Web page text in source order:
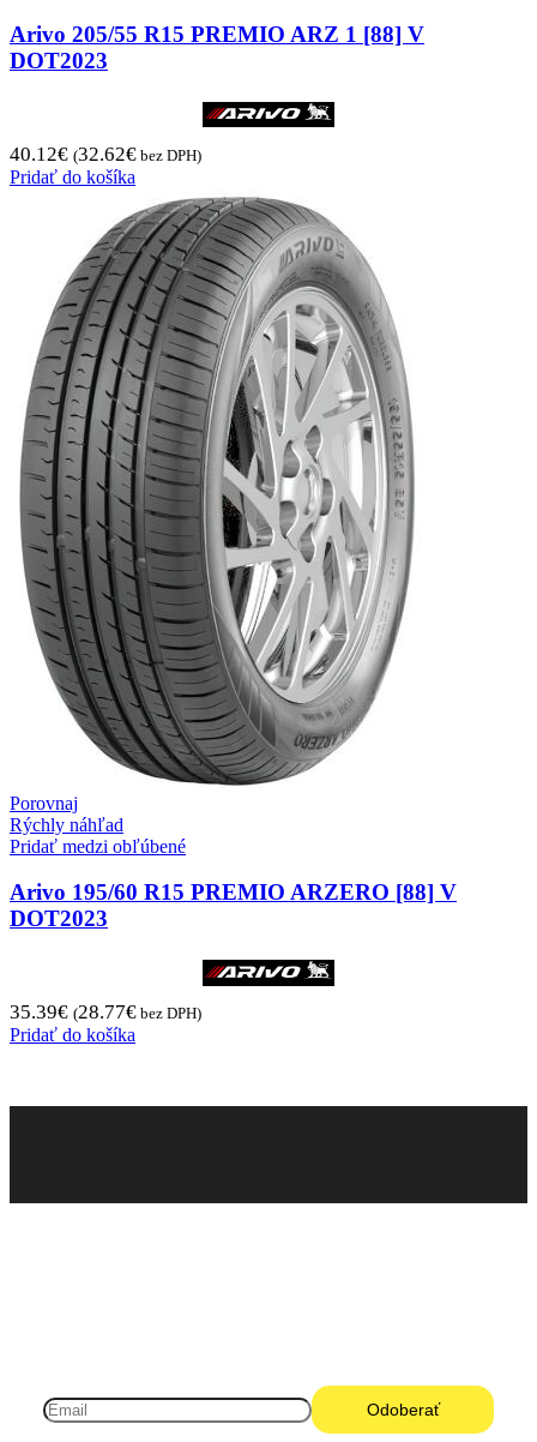
Arivo 205/55 R15 PREMIO ARZ 1 [88] V
DOT2023
40.12€ (32.62€ bez DPH)
Pridať do košíka
Porovnaj
Rýchly náhľad
Pridať medzi obľúbené
Arivo 195/60 R15 PREMIO ARZERO [88] V
DOT2023
35.39€ (28.77€ bez DPH)
Pridať do košíka